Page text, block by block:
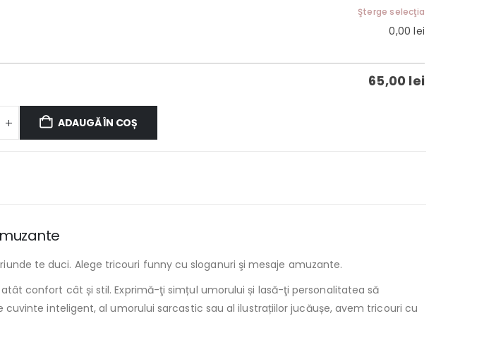
Şterge selecţia
0,00lei
65,00 lei
ADAUGĂ ÎN COȘ
te duci. Alege tricouri funny cu sloganuri şi mesaje amuzante.
confort cât și stil. Exprimă-ţi simțul umorului și lasă-ţi personalitatea să
inteligent, al umorului sarcastic sau al ilustrațiilor jucăușe, avem tricouri cu